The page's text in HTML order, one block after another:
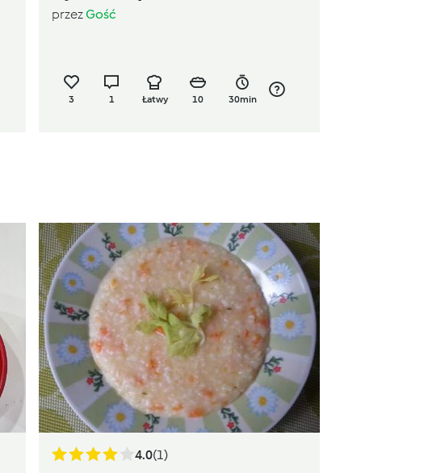
przezGość
3 1 Łatwy 10 30min
4.0(1)